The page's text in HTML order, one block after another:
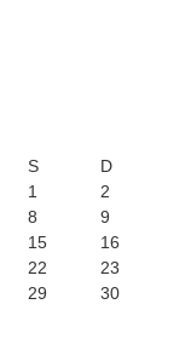
S
D
1
2
8
9
15
16
22
23
29
30